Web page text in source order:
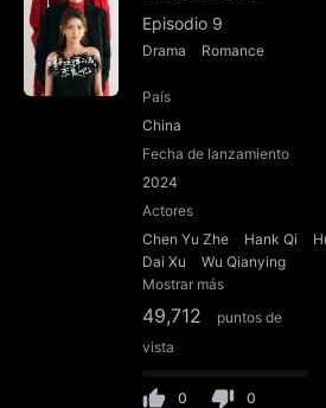
Episodio 9
Drama Romance
País
China
Fecha de lanzamiento
2024
Actores
Chen Yu Zhe
Hank Qi
Dai Xu
Wu Qianying
Mostrar más
49,712
puntos de
vista
0 0